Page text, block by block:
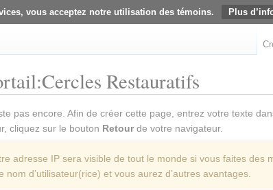
vous acceptez notre utilisation des témoins. Plus
Restauratifs
pas encore. Afin de créer cette page, entrez votre texte
cliquez sur le bouton Retourde votre navigateur.
adresse IP sera visible de tout le monde si vous faites des
d’utilisateur(rice) et vous aurez d’autres avantages.